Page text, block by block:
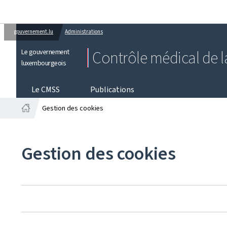
gouvernement.lu Administrations
Le gouvernement
luxembourgeois
Contrôle médical de
Le CMSS
Publications
Gestion des cookies
Gestion des cookies